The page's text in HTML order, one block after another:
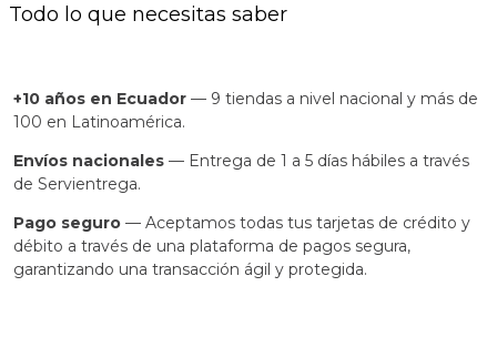
Todo lo que necesitas saber
+10 años en Ecuador — 9 tiendas a nivel nacional y más de
100 en Latinoamérica.
Envíos nacionales — Entrega de 1 a 5 días hábiles a través
de Servientrega.
Pago seguro — Aceptamos todas tus tarjetas de crédito y
débito a través de una plataforma de pagos segura,
garantizando una transacción ágil y protegida.